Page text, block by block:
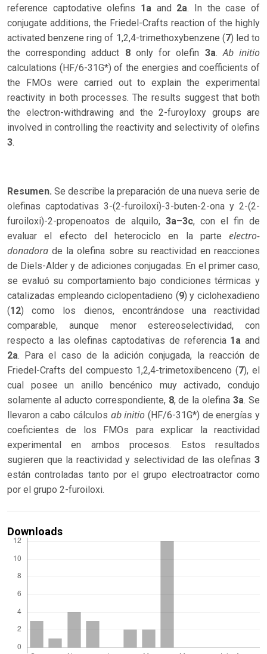
reference captodative olefins 1a and 2a. In the case of
conjugate additions, the Friedel-Crafts reaction of the highly
activated benzene ring of 1,2,4-trimethoxybenzene (7) led to
the corresponding adduct 8 only for olefin 3a.Ab initio
calculations (HF/6-31G*) of the energies and coefficients of
the FMOs were carried out to explain the experimental
reactivity in both processes. The results suggest that both
the electron-withdrawing and the 2-furoyloxy groups are
involved in controlling the reactivity and selectivity of olefins
3.
Resumen.Se describe la preparación de una nueva serie de
olefinas captodativas 3-(2-furoiloxi)-3-buten-2-ona y 2-(2-
furoiloxi)-2-propenoatos de alquilo, 3a–3c, con el fin de
evaluar el efecto del heterociclo en la parte electro-
donadorade la olefina sobre su reactividad en reacciones
de Diels-Alder y de adiciones conjugadas. En el primer caso,
se evaluó su comportamiento bajo condiciones térmicas y
catalizadas empleando ciclopentadieno (9) y ciclohexadieno
(12) como los dienos, encontrándose una reactividad
comparable, aunque menor estereoselectividad, con
respecto a las olefinas captodativas de referencia 1a and
2a. Para el caso de la adición conjugada, la reacción de
Friedel-Crafts del compuesto 1,2,4-trimetoxibenceno (7), el
cual posee un anillo bencénico muy activado, condujo
solamente al aducto correspondiente, 8, de la olefina3a. Se
llevaron a cabo cálculos ab initio(HF/6-31G*) de energías y
coeficientes de los FMOs para explicar la reactividad
experimental en ambos procesos. Estos resultados
sugieren que la reactividad y selectividad de las olefinas 3
están controladas tanto por el grupo electroatractor como
por el grupo 2-furoiloxi.
Downloads